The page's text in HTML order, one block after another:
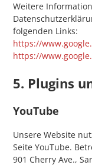
Weitere
folgenden Links:
https://
https://
5. Plugins
YouTube
Unsere Website
Seite YouTube.
901 Cherry Ave.,